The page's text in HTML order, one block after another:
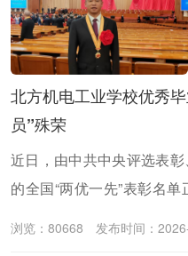
北方机电工业学校优秀
员”殊荣
近日，由中共中央评选表
的全国“两优一先”表彰名
浏览：80668 发布时间：